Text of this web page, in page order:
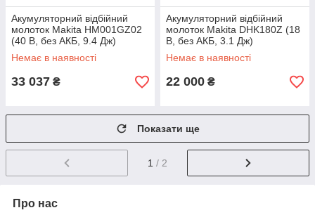
Акумуляторний відбійний
молоток Makita HM001GZ02
(40 В, без АКБ, 9.4 Дж)
Немає в наявності
33 037 ₴
Акумуляторний відбійний
молоток Makita DHK180Z (18
В, без АКБ, 3.1 Дж)
Немає в наявності
22 000 ₴
Показати ще
1 / 2
Про нас